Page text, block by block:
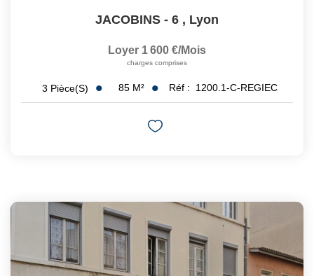
JACOBINS - 6 , Lyon
Loyer 1 600 €/mois
charges comprises
3 Pièce(s) 85 M² Réf : 1200.1-C-REGIEC